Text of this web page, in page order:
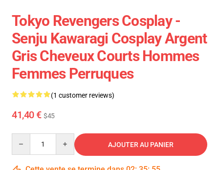
Tokyo Revengers Cosplay -
Senju Kawaragi Cosplay Argent
Gris Cheveux Courts Hommes
Femmes Perruques
(1 customer reviews)
41,40 € $45
AJOUTER AU PANIER